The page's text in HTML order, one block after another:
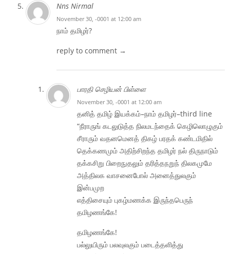
Nns Nirmal
November 30, -0001 at 12:00 am
நாம் தமிழர்?
reply to comment →
பாரதி செழியன் பிள்ளை
November 30, -0001 at 12:00 am
தனித் தமிழ் இயக்கம்–நாம் தமிழர்–third line
“நீராருங் கடலுடுத்த நிலமடந்தைக் கெழிலொழுகும்
சீராரும் வதனமெனத் திகழ் பரதக் கண்டமிதில்
தெக்கணமும் அதிற்சிறந்த தமிழர் நல் திருநாடும்
தக்கசிறு பிறைநுதலும் தரித்தநறுந் திலகமுமே
அத்திலக வாசனைபோல் அனைத்துலகும்
இன்பமுற
எத்திசையும் புகழ்மணக்க இருந்தபெருந்
தமிழணங்கே!
தமிழணங்கே!
பல்லுயிரும் பலவுலகும் படைத்தளித்து